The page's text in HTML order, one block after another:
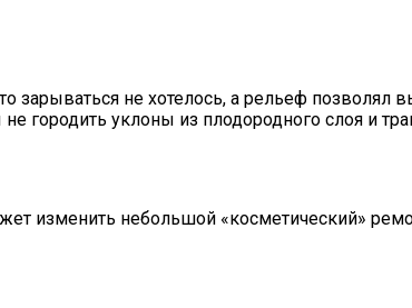
зарываться не хотелось, а рельеф позволял
городить уклоны из плодородного слоя и
изменить небольшой «косметический»